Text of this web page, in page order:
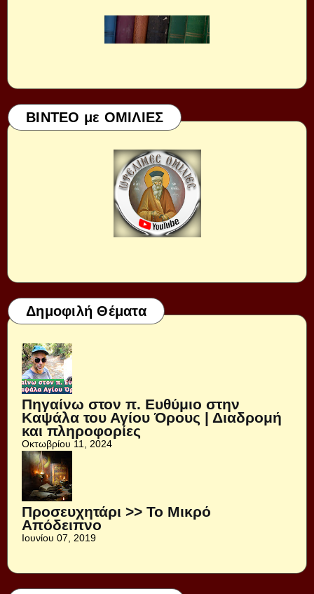
ΒΙΝΤΕΟ με ΟΜΙΛΙΕΣ
Δημοφιλή Θέματα
Πηγαίνω στον π. Ευθύμιο στην
Καψάλα του Αγίου Όρους | Διαδρομή
και πληροφορίες
Οκτωβρίου 11, 2024
Προσευχητάρι >> Το Μικρό
Απόδειπνο
Ιουνίου 07, 2019